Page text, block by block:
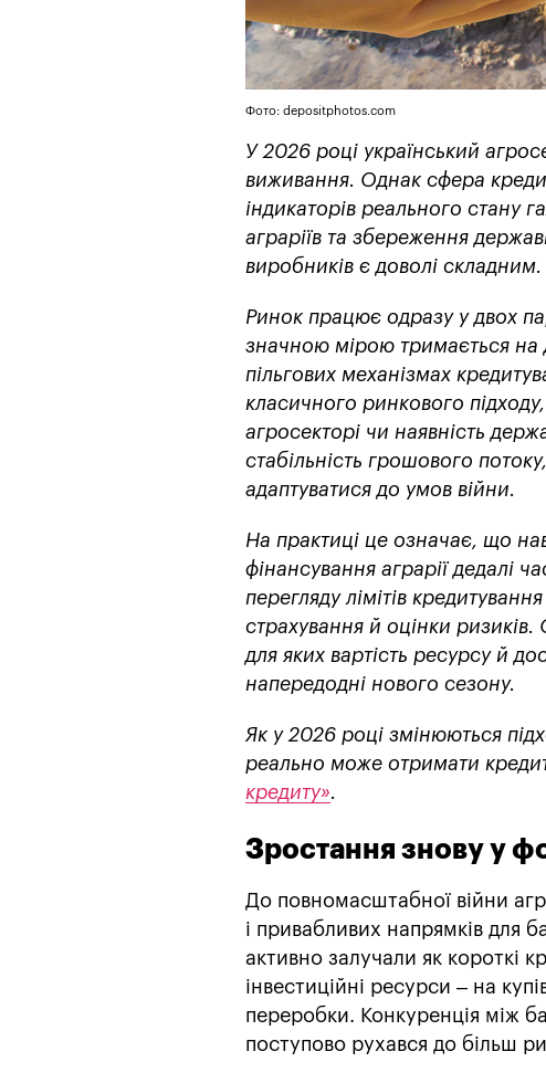
Фото: depositphotos.com
У 2026 році український
виживання. Однак сфера
індикаторів реального стану
аграріїв та збереження
виробників є доволі складним.
Ринок працює одразу у двох
значною мірою тримається на
пільгових механізмах
класичного ринкового
агросекторі чи наявність
стабільність грошового
адаптуватися до умов війни.
На практиці це означає, що
фінансування аграрії дедалі
перегляду лімітів
страхування й оцінки
для яких вартість ресурсу й
напередодні нового сезону.
Як у 2026 році змінюються
реально може отримати
кредиту»
Зростання знову у
До повномасштабної війни
і привабливих напрямків для
активно залучали як короткі
інвестиційні ресурси – на
переробки. Конкуренція між
поступово рухався до більш